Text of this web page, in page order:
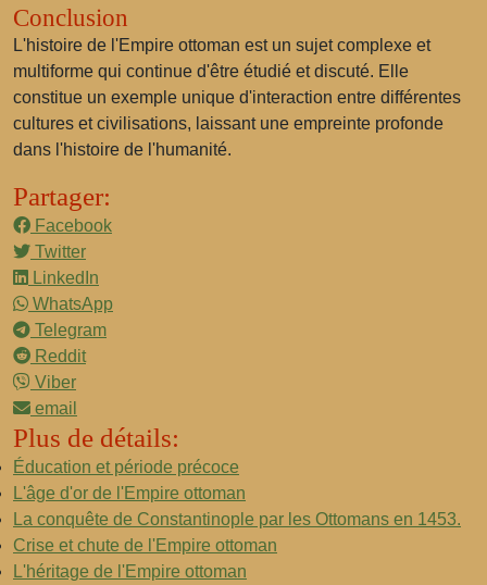
Conclusion
L'histoire de l'Empire ottoman est un sujet complexe et
multiforme qui continue d'être étudié et discuté. Elle
constitue un exemple unique d'interaction entre différentes
cultures et civilisations, laissant une empreinte profonde
dans l'histoire de l'humanité.
Partager:
Facebook
Twitter
LinkedIn
WhatsApp
Telegram
Reddit
Viber
email
Plus de détails:
Éducation et période précoce
L'âge d'or de l'Empire ottoman
La conquête de Constantinople par les Ottomans en 1453.
Crise et chute de l'Empire ottoman
L'héritage de l'Empire ottoman